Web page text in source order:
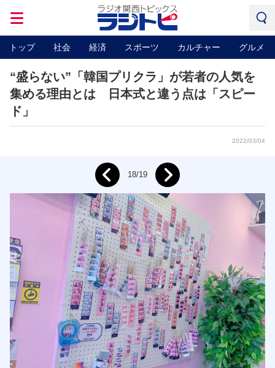
トップ 社会 経済 スポーツ カルチャー グルメ
“盛らない”「韓国プリクラ」が若者の人気を
集める理由とは 日本式と違う点は「スピー
ド」
2022/03/04
Prev 18/19 Next